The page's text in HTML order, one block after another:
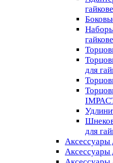
для
для
Аксессуары
Аксессуары